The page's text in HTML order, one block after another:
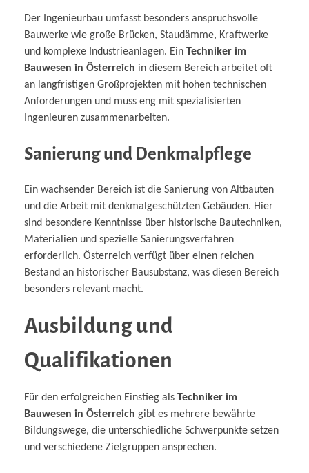
Der Ingenieurbau umfasst besonders anspruchsvolle
Bauwerke wie große Brücken, Staudämme, Kraftwerke
und komplexe Industrieanlagen. Ein Techniker im
Bauwesen in Österreich in diesem Bereich arbeitet oft
an langfristigen Großprojekten mit hohen technischen
Anforderungen und muss eng mit spezialisierten
Ingenieuren zusammenarbeiten.
Sanierung und Denkmalpflege
Ein wachsender Bereich ist die Sanierung von Altbauten
und die Arbeit mit denkmalgeschützten Gebäuden. Hier
sind besondere Kenntnisse über historische Bautechniken,
Materialien und spezielle Sanierungsverfahren
erforderlich. Österreich verfügt über einen reichen
Bestand an historischer Bausubstanz, was diesen Bereich
besonders relevant macht.
Ausbildung und
Qualifikationen
Für den erfolgreichen Einstieg als Techniker im
Bauwesen in Österreich gibt es mehrere bewährte
Bildungswege, die unterschiedliche Schwerpunkte setzen
und verschiedene Zielgruppen ansprechen.